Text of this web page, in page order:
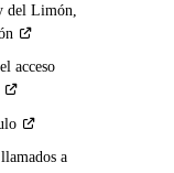
del Limón,
acceso
a